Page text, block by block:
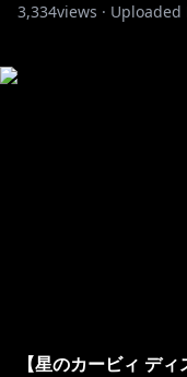
3,334views · Uploaded
【星のカービィ デ